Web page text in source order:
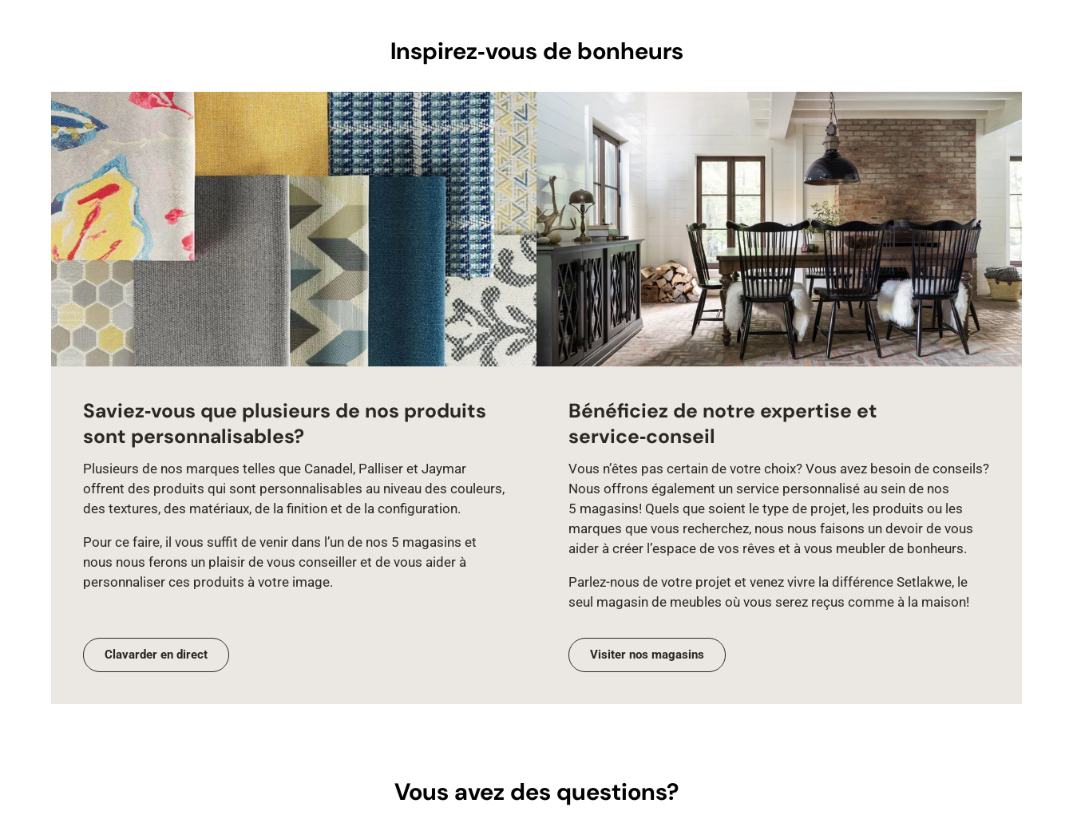
Inspirez‑vous de bonheurs
Saviez‑vous que plusieurs de nos produits
sont personnalisables?
Plusieurs de nos marques telles que Canadel, Palliser et Jaymar
offrent des produits qui sont personnalisables au niveau des couleurs,
des textures, des matériaux, de la finition et de la configuration.
Pour ce faire, il vous suffit de venir dans l’un de nos 5 magasins et
nous nous ferons un plaisir de vous conseiller et de vous aider à
personnaliser ces produits à votre image.
Clavarder en direct
Bénéficiez de notre expertise et
service‑conseil
Vous n’êtes pas certain de votre choix? Vous avez besoin de conseils?
Nous offrons également un service personnalisé au sein de nos
5 magasins! Quels que soient le type de projet, les produits ou les
marques que vous recherchez, nous nous faisons un devoir de vous
aider à créer l’espace de vos rêves et à vous meubler de bonheurs.
Parlez‑nous de votre projet et venez vivre la différence Setlakwe, le
seul magasin de meubles où vous serez reçus comme à la maison!
Visiter nos magasins
Vous avez des questions?